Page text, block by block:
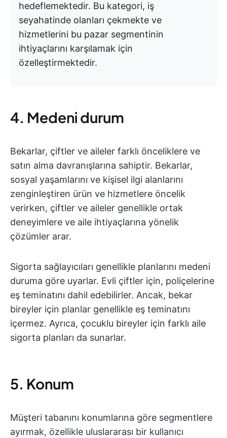
hedeflemektedir. Bu kategori, iş
seyahatinde olanları çekmekte ve
hizmetlerini bu pazar segmentinin
ihtiyaçlarını karşılamak için
özelleştirmektedir.
4. Medeni durum
Bekarlar, çiftler ve aileler farklı önceliklere ve
satın alma davranışlarına sahiptir. Bekarlar,
sosyal yaşamlarını ve kişisel ilgi alanlarını
zenginleştiren ürün ve hizmetlere öncelik
verirken, çiftler ve aileler genellikle ortak
deneyimlere ve aile ihtiyaçlarına yönelik
çözümler arar.
Sigorta sağlayıcıları genellikle planlarını medeni
duruma göre uyarlar. Evli çiftler için, poliçelerine
eş teminatını dahil edebilirler. Ancak, bekar
bireyler için planlar genellikle eş teminatını
içermez. Ayrıca, çocuklu bireyler için farklı aile
sigorta planları da sunarlar.
5. Konum
Müşteri tabanını konumlarına göre segmentlere
ayırmak, özellikle uluslararası bir kullanıcı